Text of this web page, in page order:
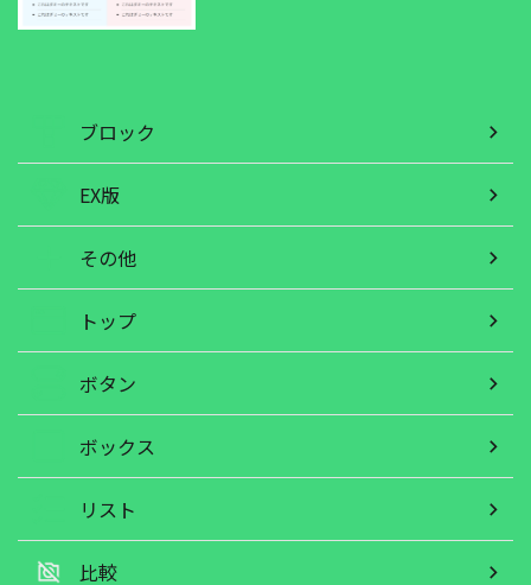
ブロック
EX版
その他
トップ
ボタン
ボックス
リスト
比較